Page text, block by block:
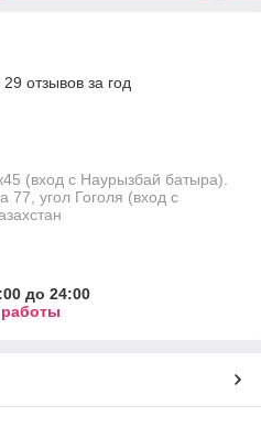
отзывов за год
(вход с Наурызбай батыра).
угол Гоголя (вход с
до 24:00
работы